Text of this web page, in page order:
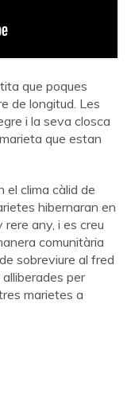
que poques
de longitud. Les
i la seva closca
que estan
el clima càlid de
hibernaran en
rere any, i es creu
comunitària
sobreviure al fred
per
marietes a